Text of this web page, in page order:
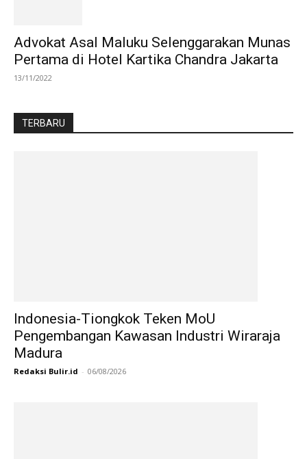
Advokat Asal Maluku Selenggarakan Munas
Pertama di Hotel Kartika Chandra Jakarta
13/11/2022
TERBARU
Indonesia-Tiongkok Teken MoU
Pengembangan Kawasan Industri Wiraraja
Madura
Redaksi Bulir.id - 06/08/2026